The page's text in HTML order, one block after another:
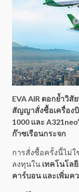
EVA AIR ตอกย้ำวิ
สัญญาสั่งซื้อเครื่อง
1000 และ
ก๊าซเรือนกระจก
การสั่งซื้อครั้งนี้ไม่ใ
ลงทุนใน เทคโนโล
คาร์บอน และเพิ่มค